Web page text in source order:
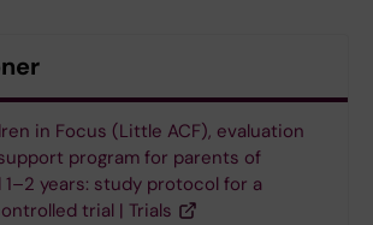
in Focus (Little ACF), evaluation
program for parents of
years: study protocol for a
trial | Trials